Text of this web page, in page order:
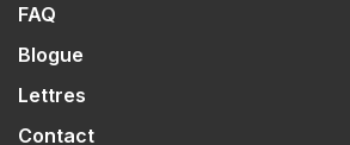
FAQ
Blogue
Lettres
Contact